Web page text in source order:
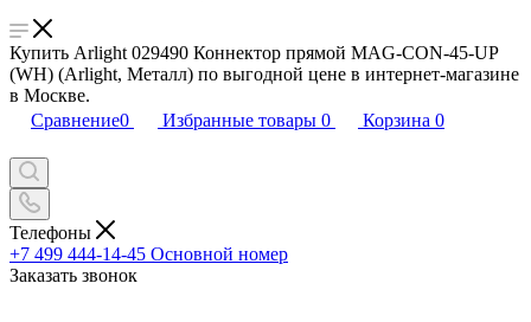
Купить Arlight 029490 Коннектор прямой MAG-CON-45-UP
(WH) (Arlight, Металл) по выгодной цене в интернет-магазине
в Москве.
Сравнение0 Избранные товары 0 Корзина 0
Телефоны
+7 499 444-14-45 Основной номер
Заказать звонок